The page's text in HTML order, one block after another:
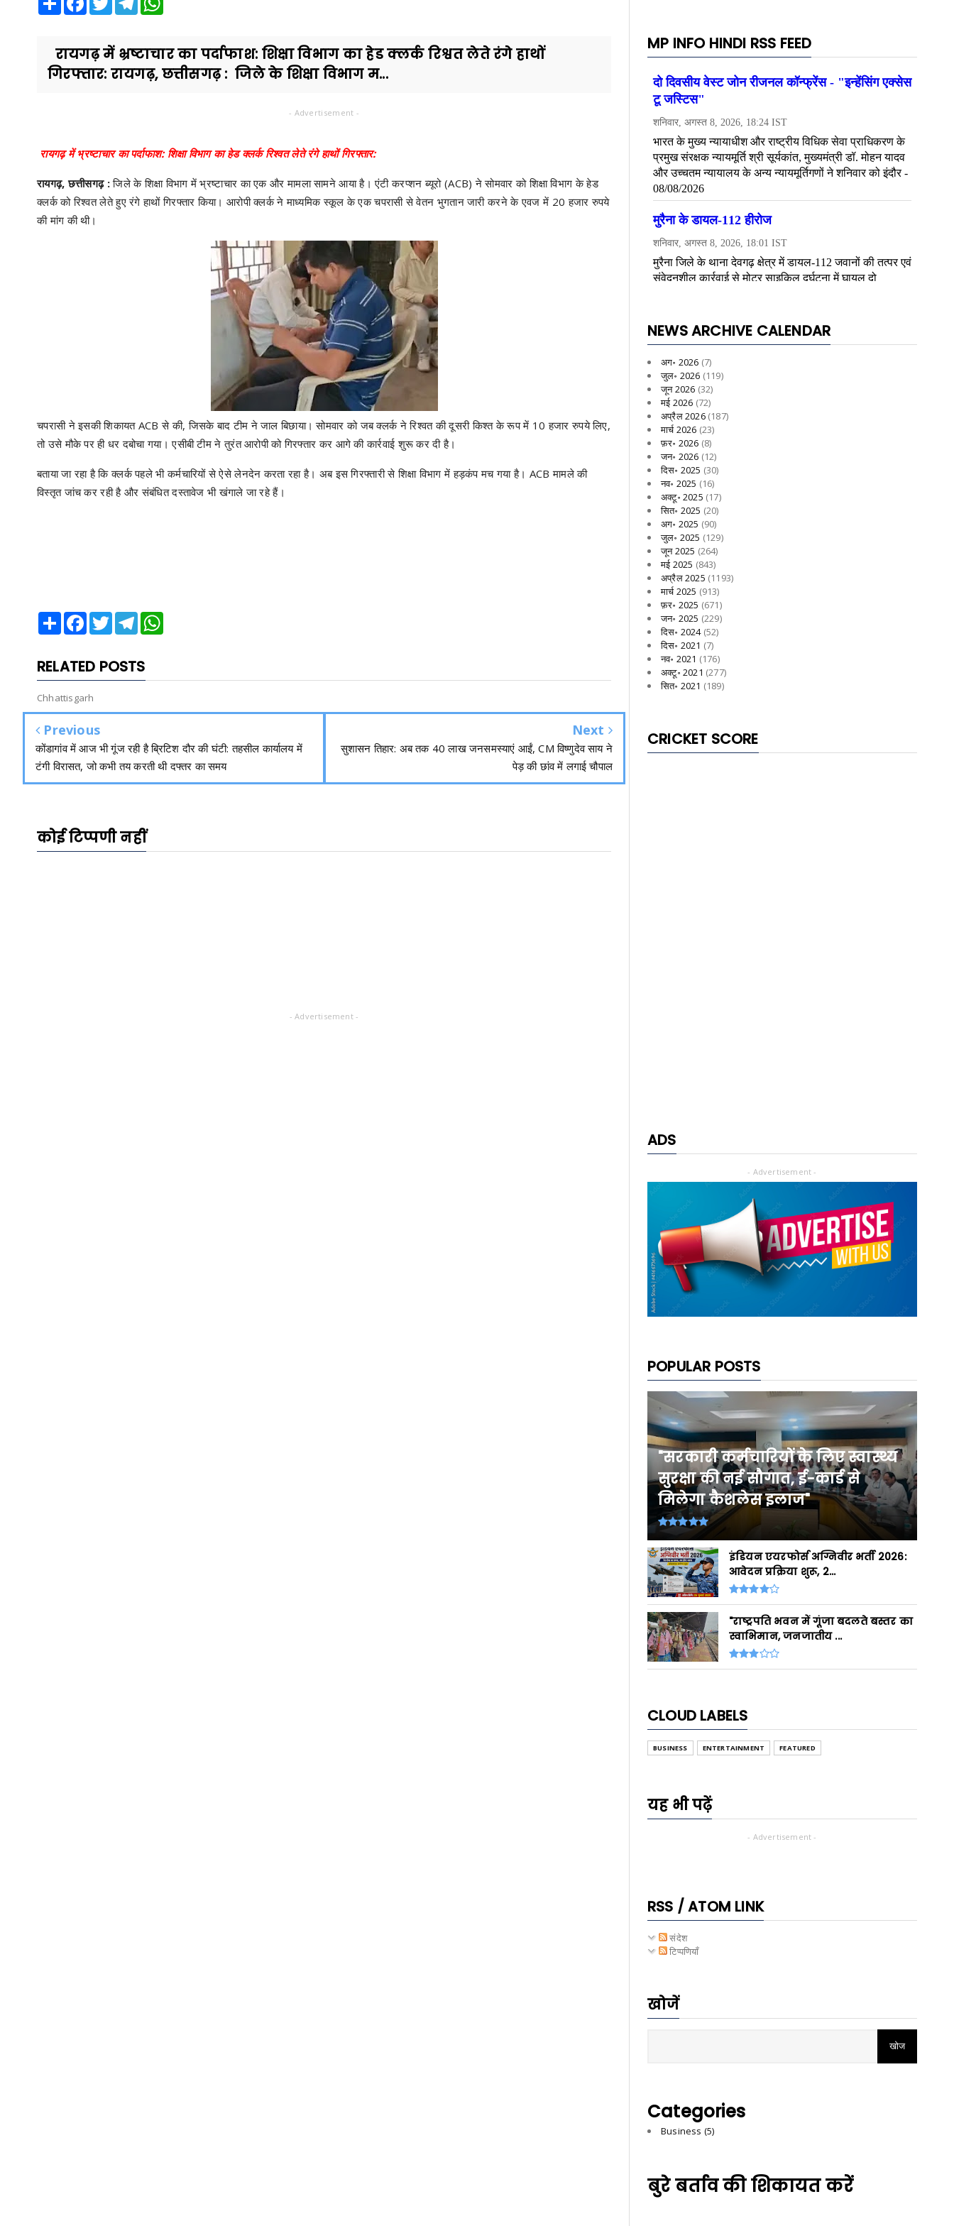
रायगढ़ में भ्रष्टाचार का पर्दाफाश: शिक्षा विभाग का हेड क्लर्क रिश्वत लेते रंगे हाथों
गिरफ्तार: रायगढ़, छत्तीसगढ़ : जिले के शिक्षा विभाग म...
- Advertisement -
रायगढ़ में भ्रष्टाचार का पर्दाफाश: शिक्षा विभाग का हेड क्लर्क रिश्वत लेते रंगे हाथों गिरफ्तार:
रायगढ़, छत्तीसगढ़ :जिले के शिक्षा विभाग में भ्रष्टाचार का एक और मामला सामने आया है। एंटी करप्शन ब्यूरो (ACB) ने सोमवार को शिक्षा विभाग के हेड
क्लर्क को रिश्वत लेते हुए रंगे हाथों गिरफ्तार किया। आरोपी क्लर्क ने माध्यमिक स्कूल के एक चपरासी से वेतन भुगतान जारी करने के एवज में 20 हजार रुपये
की मांग की थी।
चपरासी ने इसकी शिकायत ACB से की, जिसके बाद टीम ने जाल बिछाया। सोमवार को जब क्लर्क ने रिश्वत की दूसरी किश्त के रूप में 10 हजार रुपये लिए,
तो उसे मौके पर ही धर दबोचा गया। एसीबी टीम ने तुरंत आरोपी को गिरफ्तार कर आगे की कार्रवाई शुरू कर दी है।
बताया जा रहा है कि क्लर्क पहले भी कर्मचारियों से ऐसे लेनदेन करता रहा है। अब इस गिरफ्तारी से शिक्षा विभाग में हड़कंप मच गया है। ACB मामले की
विस्तृत जांच कर रही है और संबंधित दस्तावेज भी खंगाले जा रहे हैं।
Share Facebook
TwitterTelegram
RELATED POSTS
Chhattisgarh
Previous
कोंडागांव में आज भी गूंज रही है ब्रिटिश दौर की घंटी: तहसील कार्यालय में
टंगी विरासत, जो कभी तय करती थी दफ्तर का समय
Next
सुशासन तिहार: अब तक 40 लाख जनसमस्याएं आईं, CM विष्णुदेव साय ने
पेड़ की छांव में लगाई चौपाल
कोई टिप्पणी नहीं
- Advertisement -
MP INFO HINDI RSS FEED
NEWS ARCHIVE CALENDAR
अग॰ 2026 (7)
जुल॰ 2026 (119)
जून 2026 (32)
मई 2026 (72)
अप्रैल 2026(187)
मार्च 2026 (23)
फ़र॰ 2026 (8)
जन॰ 2026 (12)
दिस॰ 2025 (30)
नव॰ 2025 (16)
अक्टू॰ 2025 (17)
सित॰ 2025 (20)
अग॰ 2025 (90)
जुल॰ 2025 (129)
जून 2025 (264)
मई 2025 (843)
अप्रैल 2025 (1193)
मार्च 2025 (913)
फ़र॰ 2025 (671)
जन॰ 2025 (229)
दिस॰ 2024(52)
दिस॰ 2021 (7)
नव॰ 2021 (176)
अक्टू॰ 2021 (277)
सित॰ 2021 (189)
CRICKET SCORE
ADS
- Advertisement -
POPULAR POSTS
"सरकारी कर्मचारियों के लिए स्वास्थ्य
सुरक्षा की नई सौगात, ई-कार्ड से
मिलेगा कैशलेस इलाज"
इंडियन एयरफोर्स अग्निवीर भर्ती 2026:
आवेदन प्रक्रिया शुरू, 2...
"राष्ट्रपति भवन में गूंजा बदलते बस्तर का
स्वाभिमान, जनजातीय ...
CLOUD LABELS
BUSINESS ENTERTAINMENT FEATURED
यह भी पढ़ें
- Advertisement -
RSS / ATOM LINK
संदेश
टिप्पणियाँ
खोजें
Categories
Business (5)
बुरे बर्ताव की शिकायत करें